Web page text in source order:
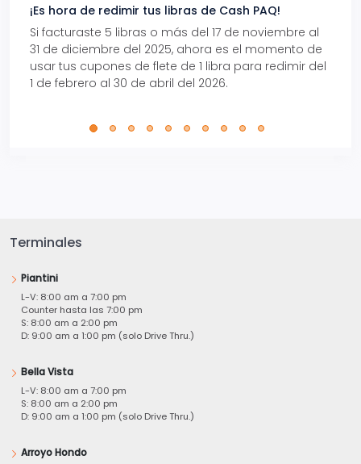
¡Es hora de redimir tus libras de Cash PAQ!
Si facturaste 5 libras o más del 17 de noviembre al
31 de diciembre del 2025, ahora es el momento de
usar tus cupones de flete de 1 libra para redimir del
1 de febrero al 30 de abril del 2026.
Terminales
Piantini
L-V: 8:00 am a 7:00 pm
Counter hasta las 7:00 pm
S: 8:00 am a 2:00 pm
D: 9:00 am a 1:00 pm (solo Drive Thru.)
Bella Vista
L-V: 8:00 am a 7:00 pm
S: 8:00 am a 2:00 pm
D: 9:00 am a 1:00 pm (solo Drive Thru.)
Arroyo Hondo